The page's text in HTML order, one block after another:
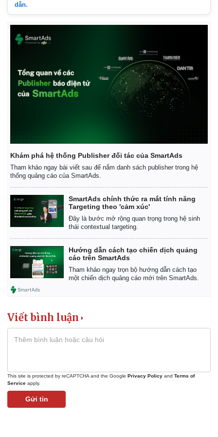
Pháp luật
Vụ án
Tin nóng
Quân sự - Quốc phòng
Vũ khí
Việt Nam
Phân tích
dẫn.
Khám phá hệ thống Publisher đối tác của SmartAds
Tham khảo ngay bài viết sau để nắm danh sách publisher trong hệ
thống quảng cáo của SmartAds.
SmartAds chính thức ra mắt tính năng
Targeting theo 'cảm xúc'
Đây là bước mở rộng quan trọng trong hệ sinh
thái contextual targeting.
Hướng dẫn cách tạo chiến dịch quảng
cáo trên SmartAds
Tham khảo ngay trọn bộ hướng dẫn cách tạo
một chiến dịch quảng cáo mới trên SmartAds.
Viết bình luận
This site is protected by reCAPTCHA and the Google Privacy Policy and Terms of
Service apply.
Gửi tin